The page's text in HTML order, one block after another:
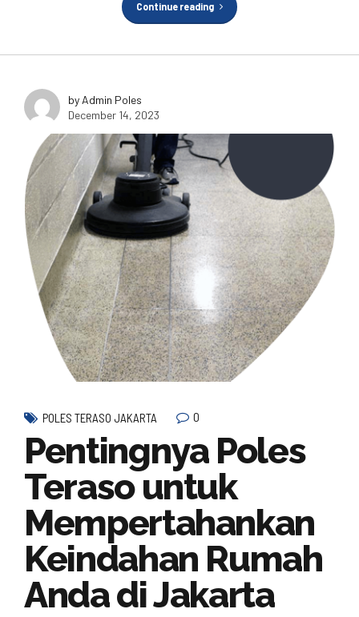
Continue reading
by Admin Poles
December 14, 2023
POLES TERASO JAKARTA 0
Pentingnya Poles
Teraso untuk
Mempertahankan
Keindahan Rumah
Anda di Jakarta